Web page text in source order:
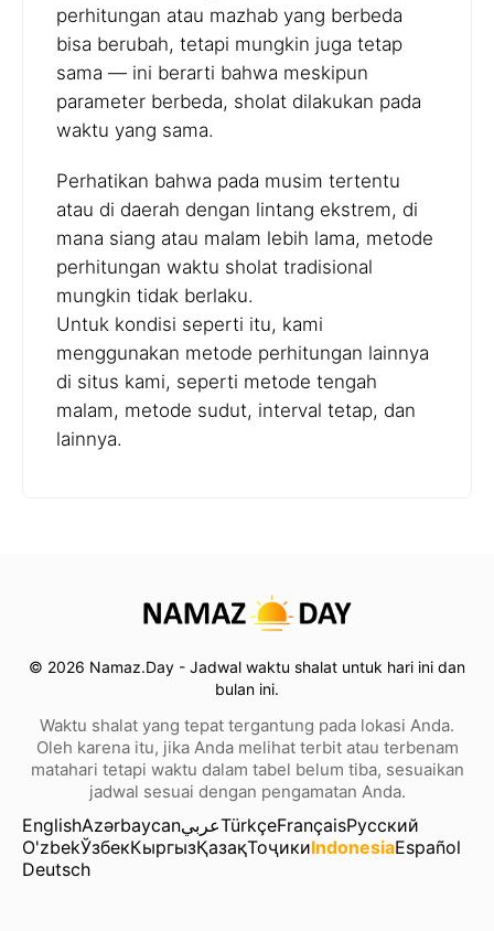
perhitungan atau mazhab yang berbeda
bisa berubah, tetapi mungkin juga tetap
sama — ini berarti bahwa meskipun
parameter berbeda, sholat dilakukan pada
waktu yang sama.
Perhatikan bahwa pada musim tertentu
atau di daerah dengan lintang ekstrem, di
mana siang atau malam lebih lama, metode
perhitungan waktu sholat tradisional
mungkin tidak berlaku.
Untuk kondisi seperti itu, kami
menggunakan metode perhitungan lainnya
di situs kami, seperti metode tengah
malam, metode sudut, interval tetap, dan
lainnya.
© 2026 Namaz.Day - Jadwal waktu shalat untuk hari ini dan
bulan ini.
Waktu shalat yang tepat tergantung pada lokasi Anda.
Oleh karena itu, jika Anda melihat terbit atau terbenam
matahari tetapi waktu dalam tabel belum tiba, sesuaikan
jadwal sesuai dengan pengamatan Anda.
EnglishAzərbaycanعربيTürkçeFrançaisРусский
O'zbekЎзбекКыргызҚазақТоҷикиIndonesiaEspañol
Deutsch